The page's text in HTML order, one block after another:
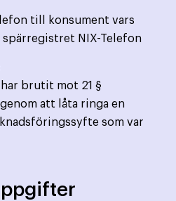
till konsument vars
NIX-Telefon
brutit mot 21 §
att låta ringa en
som var